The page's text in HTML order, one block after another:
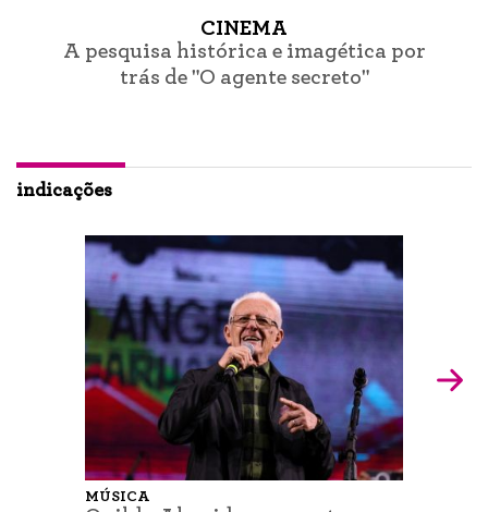
CINEMA
A pesquisa histórica e imagética por
trás de "O agente secreto"
indicações
MÚSICA